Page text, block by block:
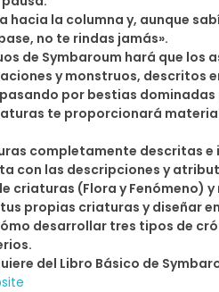
hacia la columna y, aunque
no te rindas jamás».
de Symbaroum hará que los
y monstruos, descritos
por bestias
te proporcionará
completamente descritas
con las descripciones y
criaturas (Flora y Fenómeno)
propias criaturas y diseñar
desarrollar tres tipos de
del Libro Básico de